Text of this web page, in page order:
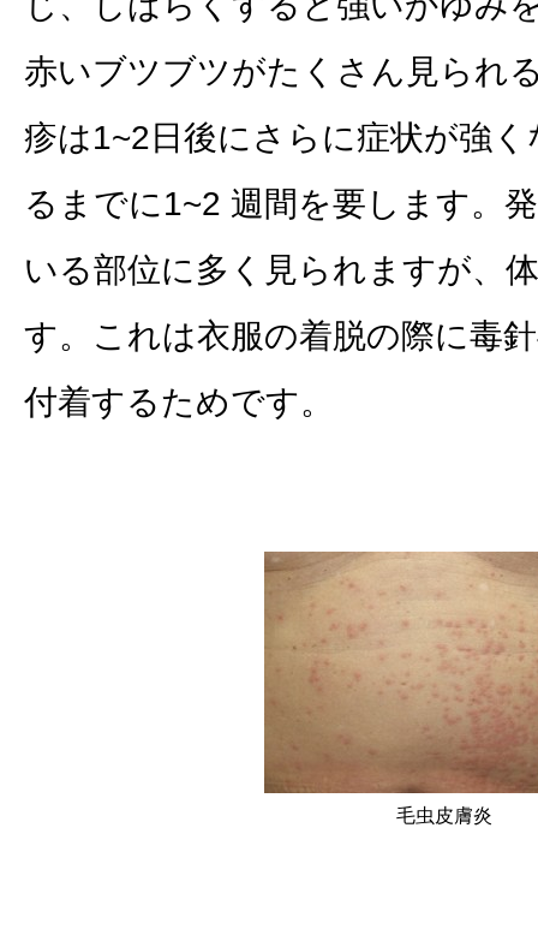
赤いブツブツがたくさん見られ
疹は1~2日後にさらに症状が強
るまでに1~2 週間を要します。
いる部位に多く見られますが、
す。これは衣服の着脱の際に毒
付着するためです。
毛虫皮膚炎